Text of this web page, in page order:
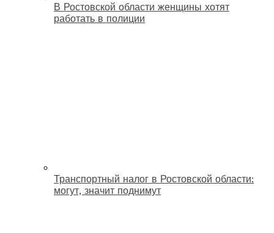
В Ростовской области женщины хотят
работать в полиции
Транспортный налог в Ростовской области:
могут, значит поднимут